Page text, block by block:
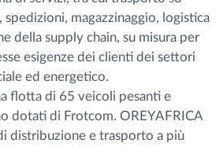
magazzinaggio, logistica
della supply chain, su misura per
esigenze dei clienti dei settori
ed energetico.
flotta di 65 veicoli pesanti e
dotati di Frotcom. OREYAFRICA
distribuzione e trasporto a più